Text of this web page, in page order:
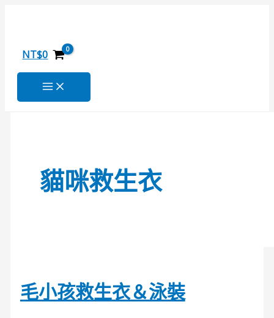
NT$0
貓咪救生衣
毛小孩救生衣＆泳裝
救
關